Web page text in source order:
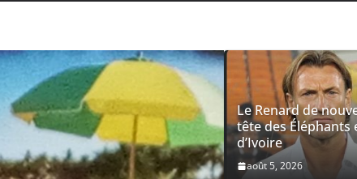
Le Renard de
tête des Éléphants
d’Ivoire
août 5, 2026